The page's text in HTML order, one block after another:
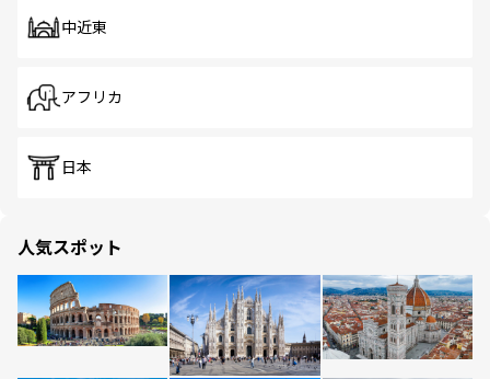
中近東
アフリカ
日本
人気スポット